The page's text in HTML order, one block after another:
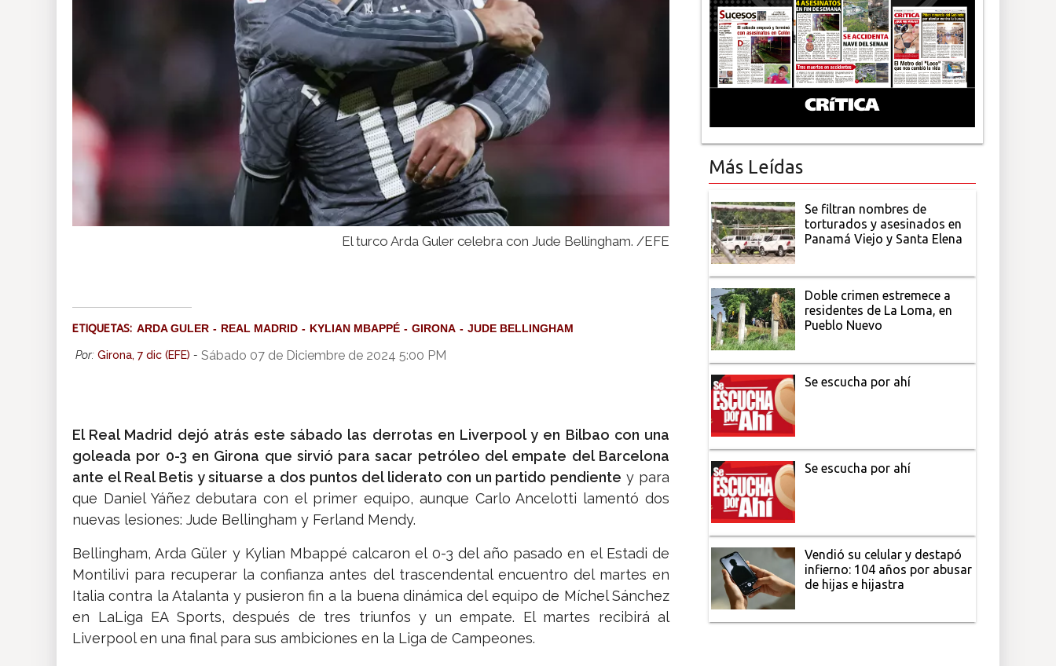
El turco Arda Guler celebra con Jude Bellingham. /EFE
ETIQUETAS: ARDA GULER REAL MADRID KYLIAN MBAPPÉ GIRONA JUDE BELLINGHAM
Por: Girona, 7 dic (EFE) - Sábado 07 de Diciembre de 2024 5:00 PM
El Real Madrid dejó atrás este sábado las derrotas en Liverpool y en Bilbao con una
goleada por 0-3 en Girona que sirvió para sacar petróleo del empate del Barcelona
ante el Real Betis y situarse a dos puntos del liderato con un partido pendiente y para
que Daniel Yáñez debutara con el primer equipo, aunque Carlo Ancelotti lamentó dos
nuevas lesiones: Jude Bellingham y Ferland Mendy.
Bellingham, Arda Güler y Kylian Mbappé calcaron el 0-3 del año pasado en el Estadi de
Montilivi para recuperar la confianza antes del trascendental encuentro del martes en
Italia contra la Atalanta y pusieron fin a la buena dinámica del equipo de Míchel Sánchez
en LaLiga EA Sports, después de tres triunfos y un empate. El martes recibirá al
Liverpool en una final para sus ambiciones en la Liga de Campeones.
Más Leídas
Se filtran nombres de
torturados y asesinados en
Panamá Viejo y Santa Elena
Doble crimen estremece a
residentes de La Loma, en
Pueblo Nuevo
Se escucha por ahí
Se escucha por ahí
Vendió su celular y destapó
infierno: 104 años por abusar
de hijas e hijastra